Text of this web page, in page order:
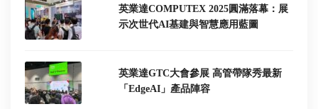
英業達COMPUTEX 2025圓滿落幕：展
示次世代AI基建與智慧應用藍圖
英業達GTC大會參展 高管帶隊秀最新
「EdgeAI」產品陣容